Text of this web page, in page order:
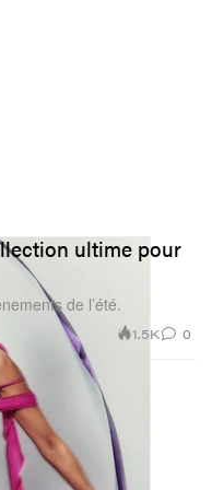
des maisons
Climax Books et
nous
ultime pour
de l’été.
1.5K 0